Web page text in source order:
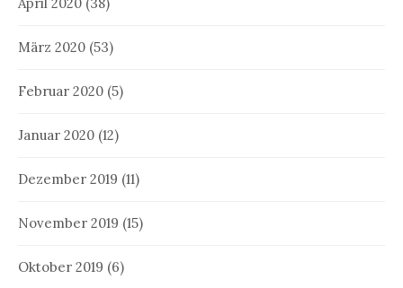
März 2020 (53)
Februar 2020 (5)
Januar 2020 (12)
Dezember 2019 (11)
November 2019 (15)
Oktober 2019 (6)